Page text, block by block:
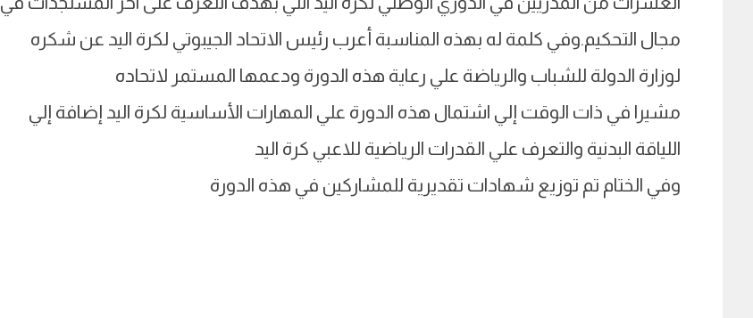
مجال التحكيم.وفي كلمة له بهذه المناسبة أعرب رئيس الاتحاد الجيبوتي لكرة اليد عن شكره
لوزارة الدولة للشباب والرياضة علي رعاية هذه الدورة ودعمها المستمر لاتحاده
مشيرا في ذات الوقت إلي اشتمال هذه الدورة علي المهارات الأساسية لكرة اليد إضافة إلي
اللياقة البدنية والتعرف علي القدرات الرياضية للاعبي كرة اليد
وفي الختام تم توزيع شهادات تقديرية للمشاركين في هذه الدورة